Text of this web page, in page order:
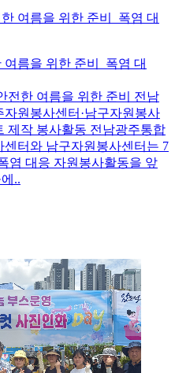
름을 위한 준비_폭염 대
전한 여름을 위한 준비 전남
원봉사센터·남구자원봉사
제작 봉사활동 전남광주통합
터와 남구자원봉사센터는 7
염 대응 자원봉사활동을 앞
..